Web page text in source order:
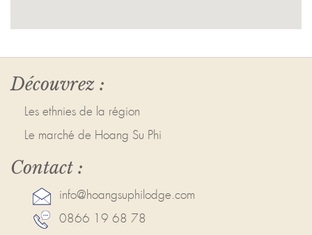
Découvrez :
Les ethnies de la région
Le marché de Hoang Su Phi
Contact :
info@hoangsuphilodge.com
0866 19 68 78